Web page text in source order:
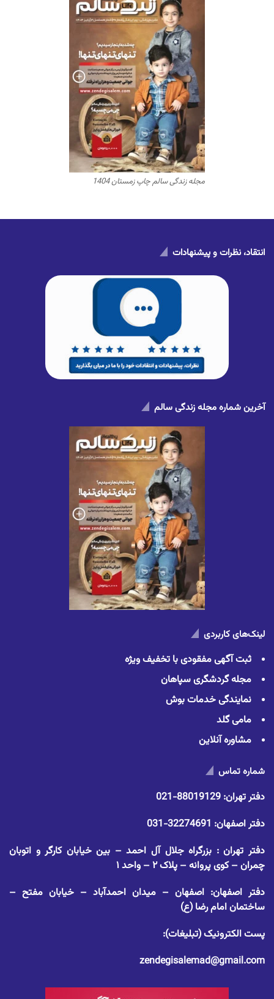
مجله زندگی سالم چاپ زمستان 1404
انتقاد، نظرات و پیشنهادات
آخرین شماره مجله زندگی سالم
لینک‌های کاربردی
ثبت آگهی مفقودی با تخفیف ویژه
مجله گردشگری سپاهان
نمایندگی خدمات بوش
مامی گلد
مشاوره آنلاین
شماره تماس
دفتر تهران: 88019129-021
دفتر اصفهان: 32274691-031
دفتر تهران : بزرگراه جلال آل احمد – بین خیابان کارگر و اتوبان
چمران – کوی پروانه – پلاک ۲ – واحد ۱
دفتر اصفهان: اصفهان – میدان احمدآباد – خیابان مفتح –
ساختمان امام رضا (ع)
پست الکترونیک (تبلیغات):
zendegisalemad@gmail.com